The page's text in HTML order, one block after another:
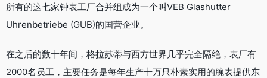
所有的这七家钟表工厂合并组成为一个叫VEB Glashutter
Uhrenbetriebe (GUB)的国营企业。
在之后的数十年间，格拉苏蒂与西方世界几乎完全隔绝，表厂有
2000名员工，主要任务是每年生产十万只朴素实用的腕表提供东